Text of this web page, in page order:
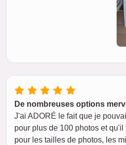
De nombreuses options
J'ai ADORÉ le fait que je
pour plus de 100 photos et
pour les tailles de photos, les